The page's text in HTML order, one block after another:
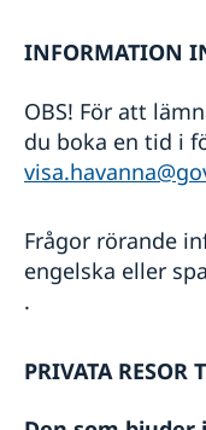
INFORMATION
OBS! För att
du boka en tid i
Frågor rörande
engelska eller
.
PRIVATA RESOR